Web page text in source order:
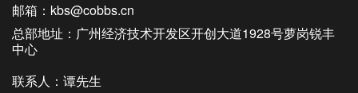
邮箱：kbs@cobbs.cn
总部地址：广州经济技术开发区开创大道1928号萝岗锐丰
中心
联系人：谭先生